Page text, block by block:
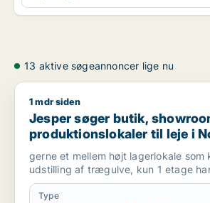
13 aktive søgeannoncer lige nu
Jesper søger butik, showroom eller
1 mdr siden
Jesper søger butik,
produktionslokaler til leje i
gerne et mellem højt lagerlokale som
udstilling af trægulve, kun 1 etage
Type